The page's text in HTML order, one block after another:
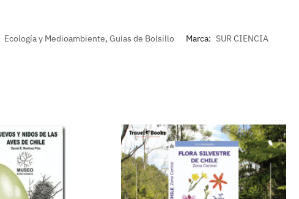
Ecología y Medioambiente, Guías de Bolsillo Marca: SUR CIENCIA